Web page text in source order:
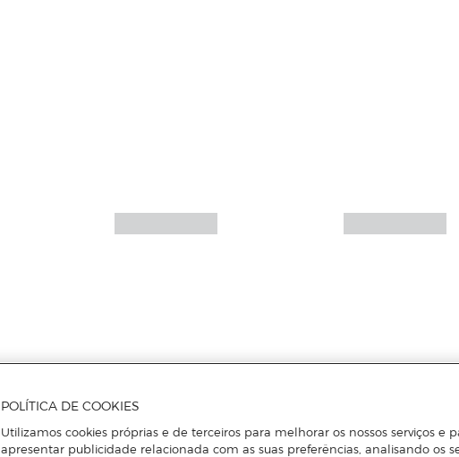
POLÍTICA DE COOKIES
Utilizamos cookies próprias e de terceiros para melhorar os nossos serviços e
apresentar publicidade relacionada com as suas preferências, analisando os